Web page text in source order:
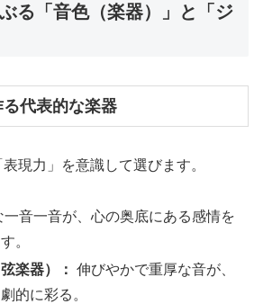
る「音色（楽器）」と「ジ
代表的な楽器
現力」を意識して選びます。
一音一音が、心の奥底にある感情を
。
楽器）： 伸びやかで重厚な音が、
的に彩る。